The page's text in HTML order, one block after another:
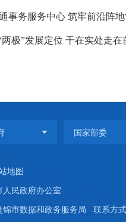
事务服务中心 筑牢前沿阵
极”发展定位 干在实处走
地图
人民政府办公室
市数据和政务服务局 联系方